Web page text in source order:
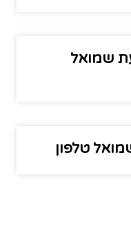
שמואל
טלפון